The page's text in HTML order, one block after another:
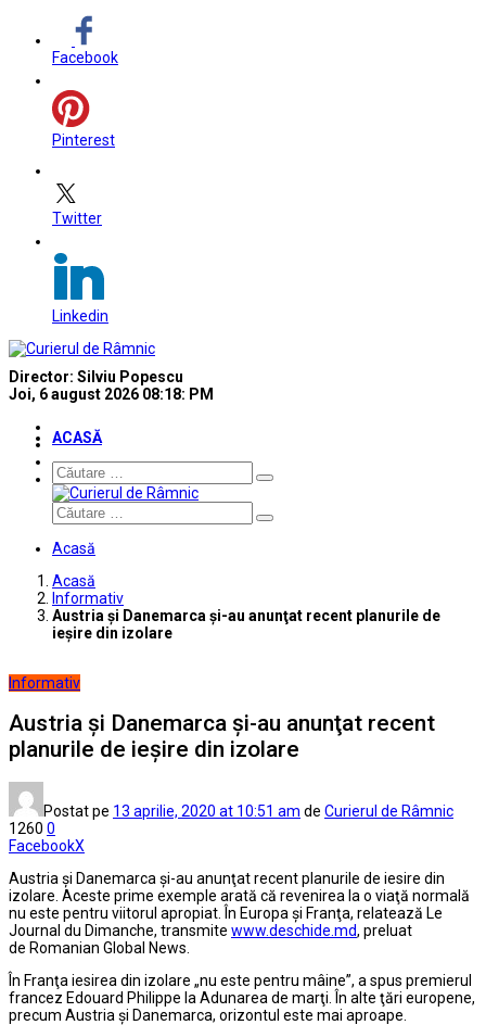
Facebook
Pinterest
Twitter
Linkedin
Director: Silviu Popescu
Joi, 6 august 2026 08:18: PM
ACASĂ
Căutare
Căutare
Acasă
Acasă
Informativ
Austria şi Danemarca şi-au anunţat recent planurile de
ieşire din izolare
Informativ
Austria şi Danemarca şi-au anunţat recent
planurile de ieşire din izolare
Postat pe 13 aprilie, 2020 at 10:51 am de Curierul de Râmnic
1260 0
FacebookX
Austria şi Danemarca şi-au anunţat recent planurile de iesire din
izolare. Aceste prime exemple arată că revenirea la o viaţă normală
nu este pentru viitorul apropiat. În Europa şi Franţa, relatează Le
Journal du Dimanche, transmite www.deschide.md, preluat
de Romanian Global News
În Franţa iesirea din izolare „nu este pentru mâine”, a spus premierul
francez Edouard Philippe la Adunarea de marţi. În alte ţări europene,
precum Austria şi Danemarca, orizontul este mai aproape.